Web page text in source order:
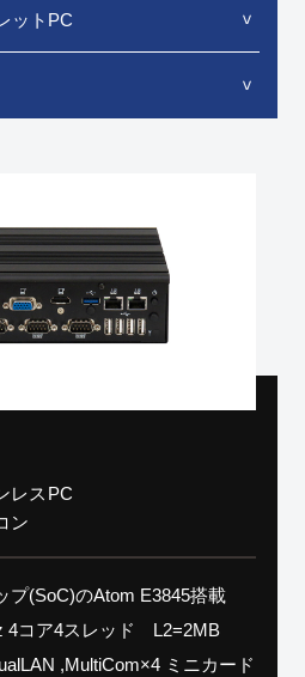
ットPC
レスPC
ン
プ(SoC)のAtom E3845搭載
4コア4スレッド L2=2MB
,MultiCom×4 ミニカード